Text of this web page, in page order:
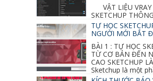
VẬT LIỆU VRAY
SKETCHUP
NHẤT 1. VẬT LIỆU VRAY INOX
Diffuse : đen ● Reflection color ...
TỰ HỌC
NGƯỜI MỚI BẮT
BÀI 1 : TỰ HỌC
TỪ CƠ BẢN ĐẾN
CAO SKETCHUP
Sketchup là một
vẽ 3d của Google, nó khá dễ sữ...